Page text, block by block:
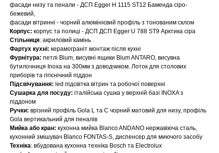
фасади низу та пенали - ДСП Egger H 1115 ST12 Баменда сіро-
бежевий,
фасади вітринні - чорний алюмінієвий профіль з тонованим склом
Корпус: корпус та полиці - ДСП ДСП Egger U 788 ST9 Арктика сіра
Стільниця: акриловий камінь
Фартух кухні: керамограніт монтаж після кухні
Фурнітура: петлі Blum, висувні ящики Blum ANTARO, висувна
бутилочниця Inoxa на 300мм з доводчиком. Лоток для столових
приборів та гігієнічний піддон
Підсвічування: led підсвітка вітрин та робочої поверхні
Сушарка для посуду: італійська сушка у верхній базі INOXA з
піддоном
Ручки: врізний профіль Gola L та С чорний матовий для низу, профіль
Gola вертикальний для пеналів
Мийка або кран: кухонна мийка Blanco ANDANO нержавіюча сталь,
кухонний змішувач Blanco FONTAS-S, диспенсер для миючого засобу
Техніка: вбудована кухонна техніка Bosch та Electrolux